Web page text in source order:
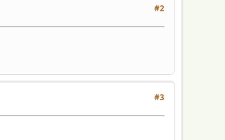
#2
#3